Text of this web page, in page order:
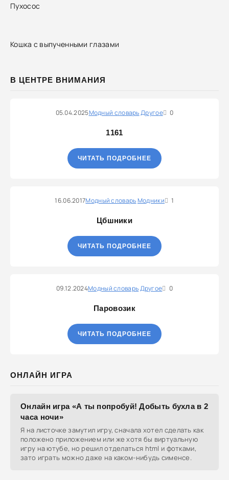
Пухосос
Кошка с выпученными глазами
В ЦЕНТРЕ ВНИМАНИЯ
05.04.2025Модный словарьДругое 0
1161
ЧИТАТЬ ПОДРОБНЕЕ
16.06.2017Модный словарьМодники 1
Цбшники
ЧИТАТЬ ПОДРОБНЕЕ
09.12.2024Модный словарьДругое 0
Паровозик
ЧИТАТЬ ПОДРОБНЕЕ
ОНЛАЙН ИГРА
Онлайн игра «А ты попробуй! Добыть бухла в 2
часа ночи»
Я на листочке замутил игру, сначала хотел сделать как
положено приложением или же хотя бы виртуальную
игру на ютубе, но решил отделаться html и фотками,
зато играть можно даже на каком-нибудь сименсе.